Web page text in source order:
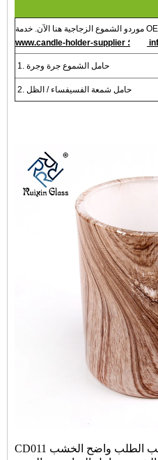
www.candle-holder-supplier ؛
1. حامل الشموع جرة وجرة
2. حامل شمعة الفسيفساء / الظل
CD011 الساخنه بيع رخيصة الثمن حسب الطلب واضح الخشب